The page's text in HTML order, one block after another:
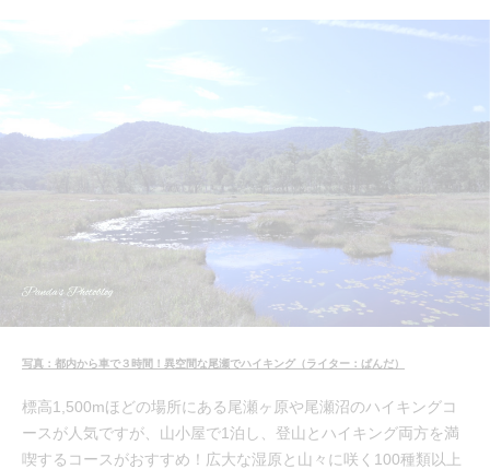
写真：都内から車で３時間！異空間な尾瀬でハイキング（ライター：ぱんだ）
標高1,500mほどの場所にある尾瀬ヶ原や尾瀬沼のハイキングコ
ースが人気ですが、山小屋で1泊し、登山とハイキング両方を満
喫するコースがおすすめ！広大な湿原と山々に咲く100種類以上